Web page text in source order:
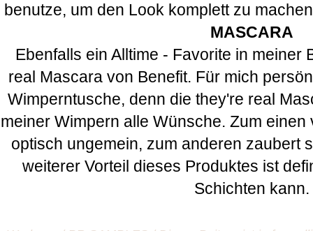
benutze, um den Look komplett zu
MASCARA
Ebenfalls ein Alltime - Favorite in meiner
real Mascara von Benefit. Für mich
Wimperntusche, denn die they're real
meiner Wimpern alle Wünsche. Zum
optisch ungemein, zum anderen zaubert
weiterer Vorteil dieses Produktes ist
Schichten kann.